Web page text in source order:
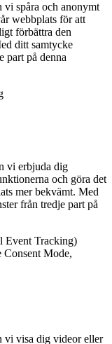
vi spåra och anonymt
webbplats för att
förbättra den
ditt samtycke
part på denna
vi erbjuda dig
och göra det
mer bekvämt. Med
från tredje part på
Event Tracking)
Mode,
vi visa dig videor eller